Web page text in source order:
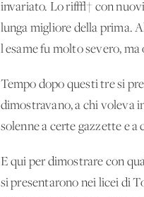
invariato. Lo rif√† con
lunga migliore della prima.
l'esame fu molto severo,
Tempo dopo questi tre si
dimostravano, a chi voleva
solenne a certe gazzette e
E qui per dimostrare con
si presentarono nei licei di